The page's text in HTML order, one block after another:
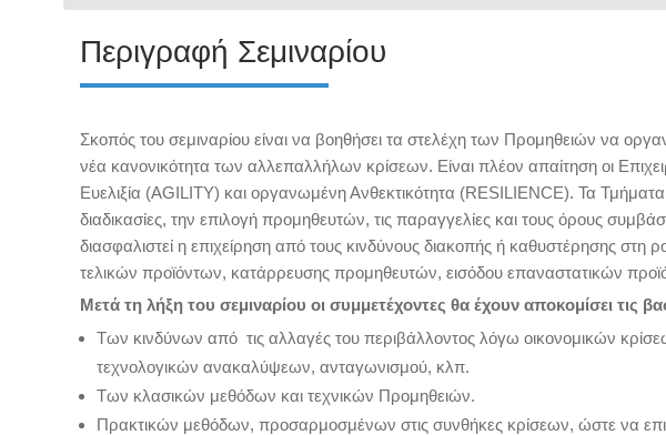
Περιγραφή Σεμιναρίου
Σκοπός του σεμιναρίου είναι να βοηθήσει τα στελέχη των Προμηθειών να
νέα κανονικότητα των αλλεπαλλήλων κρίσεων. Είναι πλέον απαίτηση οι
Ευελιξία (AGILITY) και οργανωμένη Ανθεκτικότητα (RESILIENCE). Τα
διαδικασίες, την επιλογή προμηθευτών, τις παραγγελίες και τους όρους
διασφαλιστεί η επιχείρηση από τους κινδύνους διακοπής ή καθυστέρησης
τελικών προϊόντων, κατάρρευσης προμηθευτών, εισόδου επαναστατικών
Μετά τη λήξη του σεμιναρίου οι συμμετέχοντες θα έχουν αποκομίσει τις
Των κινδύνων από τις αλλαγές του περιβάλλοντος λόγω οικονομικών
τεχνολογικών ανακαλύψεων, ανταγωνισμού, κλπ.
Των κλασικών μεθόδων και τεχνικών Προμηθειών.
Πρακτικών μεθόδων, προσαρμοσμένων στις συνθήκες κρίσεων, ώστε να